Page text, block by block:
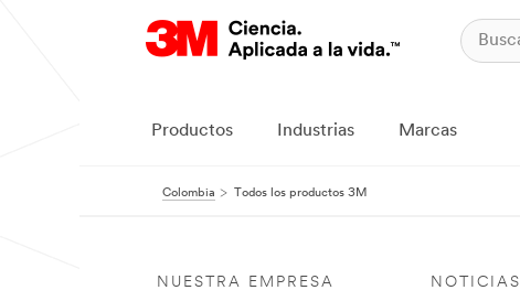
Productos Industrias Marcas
Colombia Todos los productos 3M
NUESTRA EMPRESA NOTICIAS